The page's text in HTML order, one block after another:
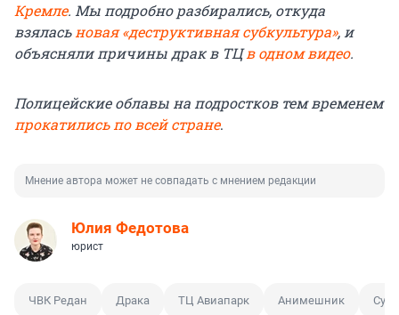
Кремле. Мы подробно разбирались, откуда
взяласьновая «деструктивная субкультура», и
объясняли причины драк в ТЦв одном видео.
Полицейские облавы на подростков тем временем
прокатились по всей стране.
Мнение автора может не совпадать с мнением редакции
Юлия Федотова
юрист
ЧВК Редан Драка ТЦ Авиапарк Анимешник